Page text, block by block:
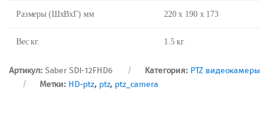
Размеры (ШхВхГ) мм 220 x 190 х 173
Вес кг. 1.5 кг
Артикул: Saber SDI-12FHD6 Категория: PTZ видеокамеры
Метки: HD-ptz, ptz, ptz_camera